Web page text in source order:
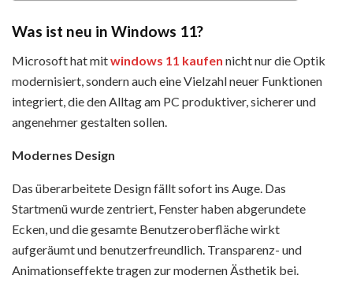
Was ist neu in Windows 11?
Microsoft hat mitwindows 11 kaufen nicht nur die Optik
modernisiert, sondern auch eine Vielzahl neuer Funktionen
integriert, die den Alltag am PC produktiver, sicherer und
angenehmer gestalten sollen.
Modernes Design
Das überarbeitete Design fällt sofort ins Auge. Das
Startmenü wurde zentriert, Fenster haben abgerundete
Ecken, und die gesamte Benutzeroberfläche wirkt
aufgeräumt und benutzerfreundlich. Transparenz- und
Animationseffekte tragen zur modernen Ästhetik bei.